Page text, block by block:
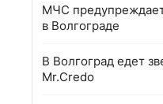
МЧС
в Волгограде
В Волгоград едет
Mr.Credo